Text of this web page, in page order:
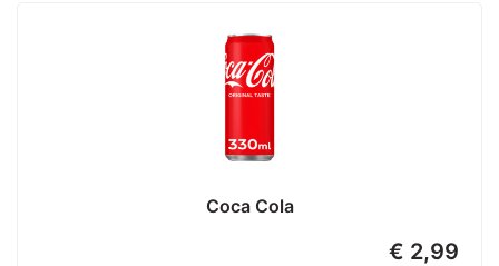
Coca Cola
€ 2,99